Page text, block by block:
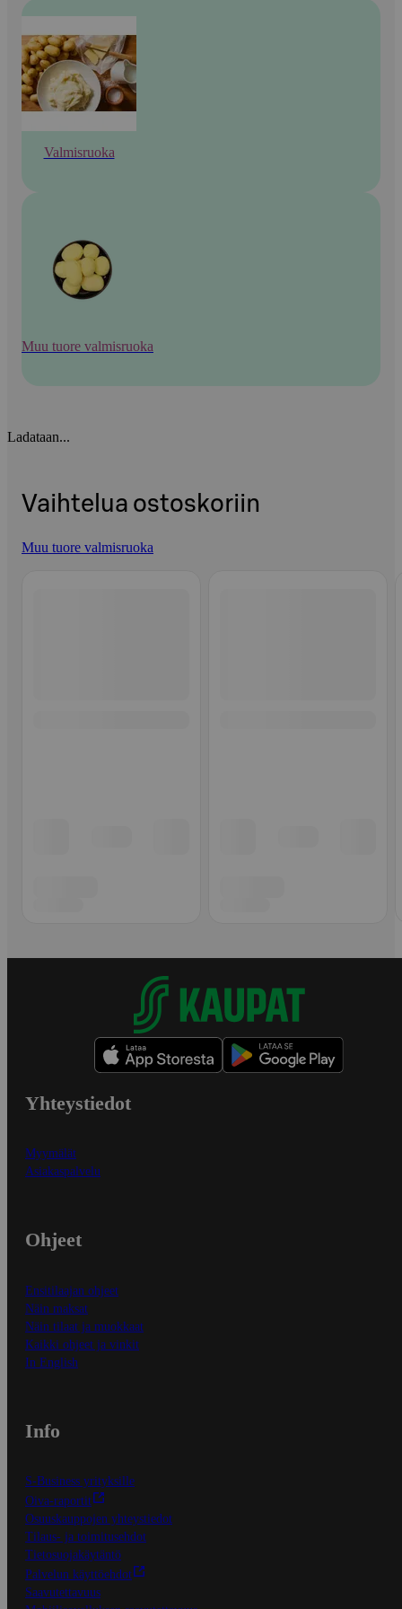
Valmisruoka
Muu tuore valmisruoka
Ladataan...
Vaihtelua ostoskoriin
Muu tuore valmisruoka
Yhteystiedot
Myymälät
Asiakaspalvelu
Ohjeet
Ensitilaajan ohjeet
Näin maksat
Näin tilaat ja muokkaat
Kaikki ohjeet ja vinkit
In English
Info
S-Business yrityksille
Oiva-raportit
Osuuskauppojen yhteystiedot
Tilaus- ja toimitusehdot
Tietosuojakäytäntö
Palvelun käyttöehdot
Saavutettavuus